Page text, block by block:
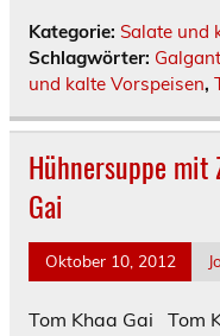
Kategorie: Salate und
Schlagwörter: Galgant
und kalte Vorspeisen,
Hühnersuppe mit
Gai
Oktober 10, 2012
Tom Khaa Gai Tom